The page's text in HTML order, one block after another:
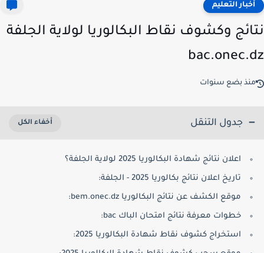
التعليم
وكشوف نقاط البكالوريا لولاية الجلفة
بضع سنوات
جدول التنقل
اعلان نتائج شهادة البكالوريا 2025 لولاية الجلفة؟
تاريخ اعلان نتائج بكالوريا 2025 - الجلفة:
موقع الكشف عن نتائج البكالوريا bem.onec.dz:
خطوات معرفة نتائج امتحان الباك bac:
استخراج كشوف نقاط شهادة البكالوريا 2025: